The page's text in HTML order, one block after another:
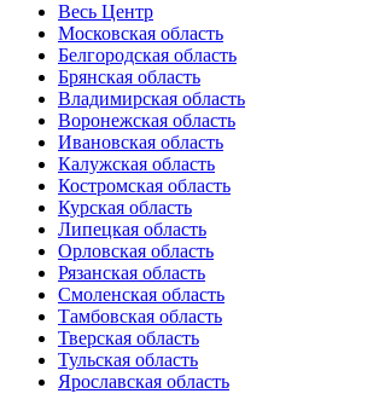
Весь Центр
Московская область
Белгородская область
Брянская область
Владимирская область
Воронежская область
Ивановская область
Калужская область
Костромская область
Курская область
Липецкая область
Орловская область
Рязанская область
Смоленская область
Тамбовская область
Тверская область
Тульская область
Ярославская область